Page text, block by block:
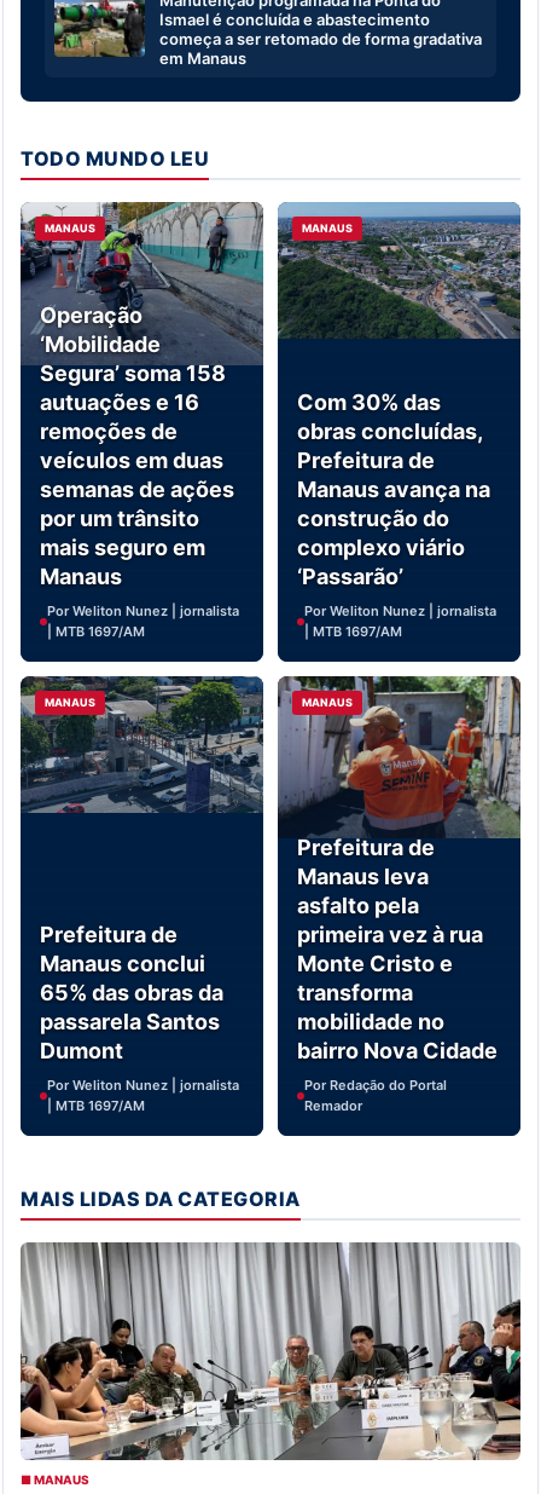
Ismael é concluída e abastecimento
começa a ser retomado de forma gradativa
em Manaus
TODO MUNDO LEU
MANAUS
Operação
‘Mobilidade
Segura’ soma 158
autuações e 16
remoções de
veículos em duas
semanas de ações
por um trânsito
mais seguro em
Manaus
Por Weliton Nunez | jornalista
| MTB 1697/AM
MANAUS
Com 30% das
obras concluídas,
Prefeitura de
Manaus avança na
construção do
complexo viário
‘Passarão’
Por Weliton Nunez | jornalista
| MTB 1697/AM
MANAUS
Prefeitura de
Manaus conclui
65% das obras da
passarela Santos
Dumont
Por Weliton Nunez | jornalista
| MTB 1697/AM
MANAUS
Prefeitura de
Manaus leva
asfalto pela
primeira vez à rua
Monte Cristo e
transforma
mobilidade no
bairro Nova Cidade
Por Redação do Portal
Remador
MAIS LIDAS DA CATEGORIA
■ MANAUS